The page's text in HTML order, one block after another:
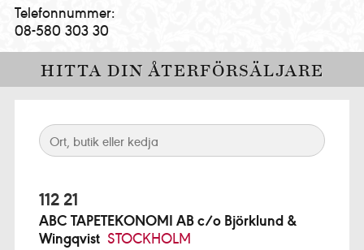
Telefonnummer:
08-580 303 30
HITTA DIN ÅTERFÖRSÄLJARE
112 21
ABC TAPETEKONOMI AB c/o Björklund &
Wingqvist STOCKHOLM